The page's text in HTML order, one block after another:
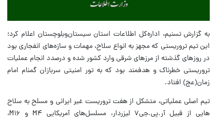
به گزارش تسنیم، اداره‌کل اطلاعات استان سیستان‌وبلوچستان اعلام کرد؛
این تیم تروریستی که مجهز به انواع سلاح، مهمات و سازه‌های انفجاری بود
در روزهای گذشته از مرزهای شرقی وارد کشور شده و درصدد انجام عملیات
تروریستی خطرناک و هدفمند بود که به تور امنیتی سربازان گمنام امام
زمان(عج) افتاد.
تیم اصلی عملیاتی، متشکل از هفت تروریست غیر ایرانی و مسلح به سلاح
هایی از قبیل آر.پی.جی۷ لیزردار، مسلسل‌های آمریکایی M۴ و M۱۶،